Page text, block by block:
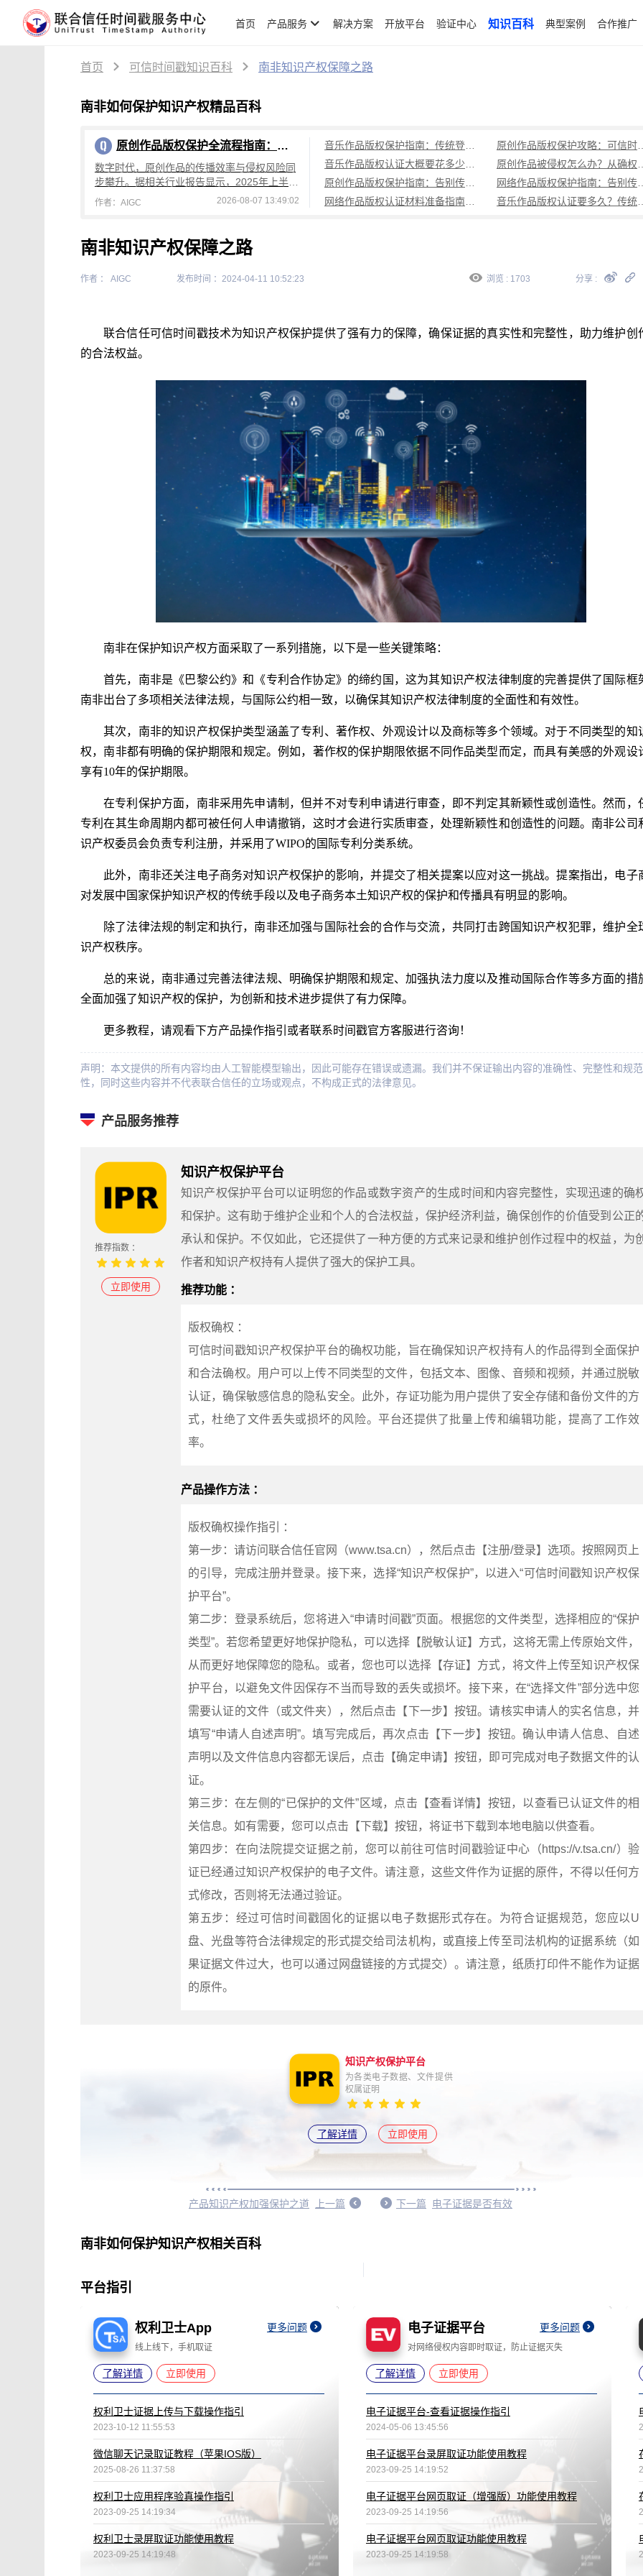
首页 产品服务 解决方案 开放平台 验证中心 知识百科 典型案例 合作推广
首页 可信时间戳知识百科 南非知识产权保障之路
南非如何保护知识产权精品百科
原创作品版权保护全流程指南：从创作到维权，可信时间戳平台操作详解
数字时代，原创作品的传播效率与侵权风险同
步攀升。据相关行业报告显示，2025年上半年
国内原创作品侵权投诉量较去年同期增长4
作者：AIGC 2026-08-07 13:49:02
南非知识产权保障之路
作者 ： AIGC 发布时间 ：2024-04-11 10:52:23 浏览 : 1703 分享 :
联合信任可信时间戳技术为知识产权保护提供了强有力的保障，确保证据的真实性和完整性，助力维护创
的合法权益。
南非在保护知识产权方面采取了一系列措施，以下是一些关键策略：
首先，南非是《巴黎公约》和《专利合作协定》的缔约国，这为其知识产权法律制度的完善提供了国际框
南非出台了多项相关法律法规，与国际公约相一致，以确保其知识产权法律制度的全面性和有效性。
其次，南非的知识产权保护类型涵盖了专利、著作权、外观设计以及商标等多个领域。对于不同类型的知
权，南非都有明确的保护期限和规定。例如，著作权的保护期限依据不同作品类型而定，而具有美感的外观设
享有10年的保护期限。
在专利保护方面，南非采用先申请制，但并不对专利申请进行审查，即不判定其新颖性或创造性。然而，
专利在其生命周期内都可被任何人申请撤销，这时才会进行实质审查，处理新颖性和创造性的问题。南非公司
识产权委员会负责专利注册，并采用了WIPO的国际专利分类系统。
此外，南非还关注电子商务对知识产权保护的影响，并提交了相关提案以应对这一挑战。提案指出，电子
对发展中国家保护知识产权的传统手段以及电子商务本土知识产权的保护和传播具有明显的影响。
除了法律法规的制定和执行，南非还加强与国际社会的合作与交流，共同打击跨国知识产权犯罪，维护全
识产权秩序。
总的来说，南非通过完善法律法规、明确保护期限和规定、加强执法力度以及推动国际合作等多方面的措
全面加强了知识产权的保护，为创新和技术进步提供了有力保障。
更多教程，请观看下方产品操作指引或者联系时间戳官方客服进行咨询！
声明：本文提供的所有内容均由人工智能模型输出，因此可能存在错误或遗漏。我们并不保证输出内容的准确性、完整性和规范
性，同时这些内容并不代表联合信任的立场或观点，不构成正式的法律意见。
产品服务推荐
推荐指数 ：
立即使用
知识产权保护平台
知识产权保护平台可以证明您的作品或数字资产的生成时间和内容完整性，实现迅速的确
和保护。这有助于维护企业和个人的合法权益，保护经济利益，确保创作的价值受到公正
承认和保护。不仅如此，它还提供了一种方便的方式来记录和维护创作过程中的权益，为创
作者和知识产权持有人提供了强大的保护工具。
推荐功能 ：
版权确权 ：
可信时间戳知识产权保护平台的确权功能，旨在确保知识产权持有人的作品得到全面保护
和合法确权。用户可以上传不同类型的文件，包括文本、图像、音频和视频，并通过脱敏
认证，确保敏感信息的隐私安全。此外，存证功能为用户提供了安全存储和备份文件的方
式，杜绝了文件丢失或损坏的风险。平台还提供了批量上传和编辑功能，提高了工作效
率。
产品操作方法 ：
版权确权操作指引 ：
第一步：请访问联合信任官网（www.tsa.cn），然后点击【注册/登录】选项。按照网页上
的引导，完成注册并登录。接下来，选择“知识产权保护”，以进入“可信时间戳知识产权保
护平台”。
第二步：登录系统后，您将进入“申请时间戳”页面。根据您的文件类型，选择相应的“保护
类型”。若您希望更好地保护隐私，可以选择【脱敏认证】方式，这将无需上传原始文件，
从而更好地保障您的隐私。或者，您也可以选择【存证】方式，将文件上传至知识产权保
护平台，以避免文件因保存不当而导致的丢失或损坏。接下来，在“选择文件”部分选中您
需要认证的文件（或文件夹），然后点击【下一步】按钮。请核实申请人的实名信息，并
填写“申请人自述声明”。填写完成后，再次点击【下一步】按钮。确认申请人信息、自述
声明以及文件信息内容都无误后，点击【确定申请】按钮，即可完成对电子数据文件的认
证。
第三步：在左侧的“已保护的文件”区域，点击【查看详情】按钮，以查看已认证文件的相
关信息。如有需要，您可以点击【下载】按钮，将证书下载到本地电脑以供查看。
第四步：在向法院提交证据之前，您可以前往可信时间戳验证中心（https://v.tsa.cn/）验
证已经通过知识产权保护的电子文件。请注意，这些文件作为证据的原件，不得以任何方
式修改，否则将无法通过验证。
第五步：经过可信时间戳固化的证据以电子数据形式存在。为符合证据规范，您应以U
盘、光盘等符合法律规定的形式提交给司法机构，或直接上传至司法机构的证据系统（如
果证据文件过大，也可以通过网盘链接的方式提交）。请注意，纸质打印件不能作为证据
的原件。
知识产权保护平台
为各类电子数据、文件提供
权属证明
了解详情 立即使用
产品知识产权加强保护之道 上一篇 下一篇 电子证据是否有效
南非如何保护知识产权相关百科
平台指引
权利卫士App 更多问题
线上线下，手机取证
了解详情 立即使用
权利卫士证据上传与下载操作指引
2023-10-12 11:55:53
微信聊天记录取证教程（苹果IOS版）
2025-08-26 11:37:58
权利卫士应用程序验真操作指引
2023-09-25 14:19:34
权利卫士录屏取证功能使用教程
2023-09-25 14:19:48
电子证据平台 更多问题
对网络侵权内容即时取证，防止证据灭失
了解详情 立即使用
电子证据平台-查看证据操作指引
2024-05-06 13:45:56
电子证据平台录屏取证功能使用教程
2023-09-25 14:19:52
电子证据平台网页取证（增强版）功能使用教程
2023-09-25 14:19:56
电子证据平台网页取证功能使用教程
2023-09-25 14:19:58